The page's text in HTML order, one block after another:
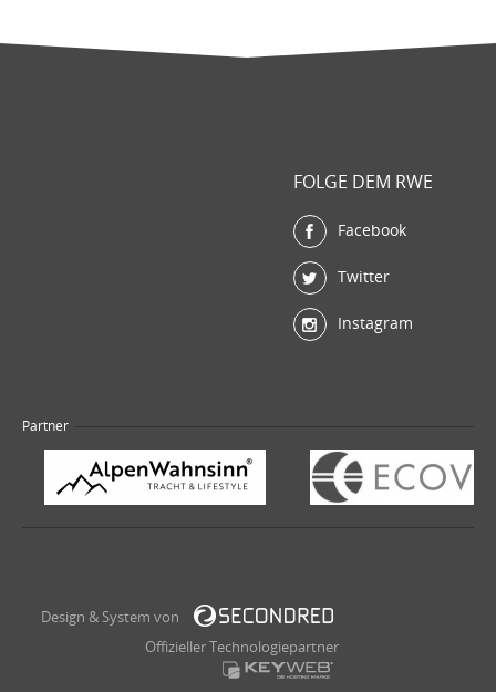
FOLGE DEM RWE
Facebook
Twitter
Instagram
Partner
Design & System von
Offizieller Technologiepartner